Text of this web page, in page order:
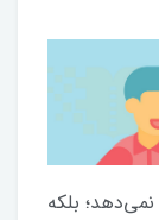
بلکه